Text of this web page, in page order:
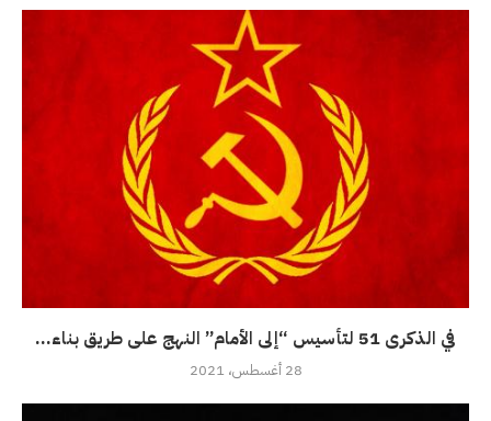
في الذكرى 51 لتأسيس “إلى الأمام” النهج على طريق بناء...
28 أغسطس، 2021